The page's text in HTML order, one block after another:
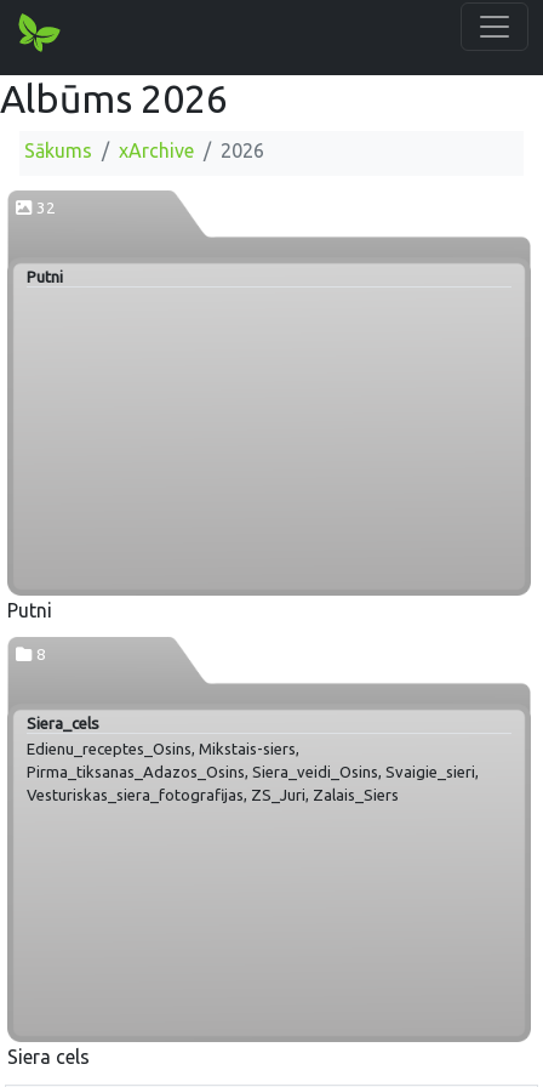
Albūms 2026
Sākums xArchive 2026
32
Putni
Putni
8
Siera_cels
Edienu_receptes_Osins, Mikstais-siers,
Pirma_tiksanas_Adazos_Osins, Siera_veidi_Osins, Svaigie_sieri,
Vesturiskas_siera_fotografijas, ZS_Juri, Zalais_Siers
Siera cels